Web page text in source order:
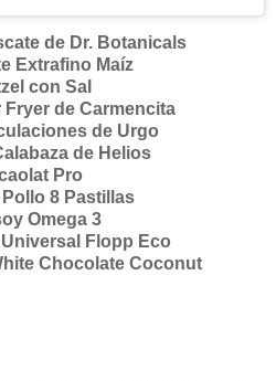
de Dr. Botanicals
Extrafino Maíz
con Sal
de Carmencita
de Urgo
de Helios
Pro
8 Pastillas
Omega 3
Flopp Eco
Chocolate Coconut